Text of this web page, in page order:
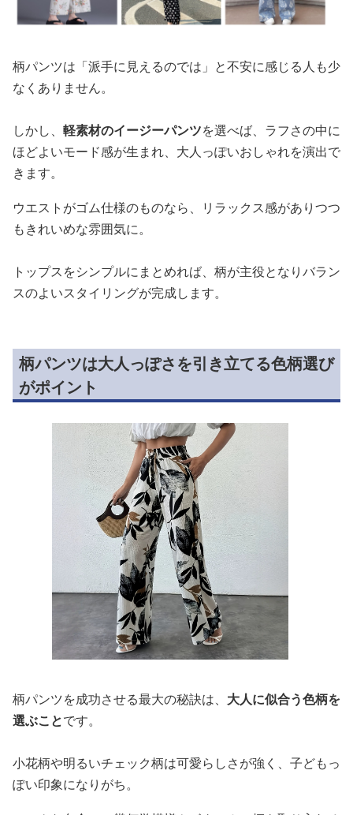
柄パンツは「派手に見えるのでは」と不安に感じる人も少
なくありません。
しかし、 軽素材のイージーパンツを選べば、ラフさの中に
ほどよいモード感が生まれ、大人っぽいおしゃれを演出で
きます。
ウエストがゴム仕様のものなら、リラックス感がありつつ
もきれいめな雰囲気に。
トップスをシンプルにまとめれば、柄が主役となりバラン
スのよいスタイリングが完成します。
柄パンツは大人っぽさを引き立てる色柄選び
がポイント
柄パンツを成功させる最大の秘訣は、 大人に似合う色柄を
選ぶことです。
小花柄や明るいチェック柄は可愛らしさが強く、子どもっ
ぽい印象になりがち。